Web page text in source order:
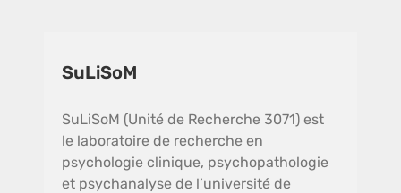
SuLiSoM
SuLiSoM (Unité de Recherche 3071) est
le laboratoire de recherche en
psychologie clinique, psychopathologie
et psychanalyse de l’université de